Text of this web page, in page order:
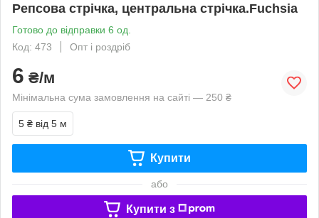
Репсова стрічка, центральна стрічка.Fuchsia
Готово до відправки 6 од.
Код: 473
Опт і роздріб
6 ₴/м
Мінімальна сума замовлення на сайті — 250 ₴
5 ₴ від 5 м
Купити
або
Купити з